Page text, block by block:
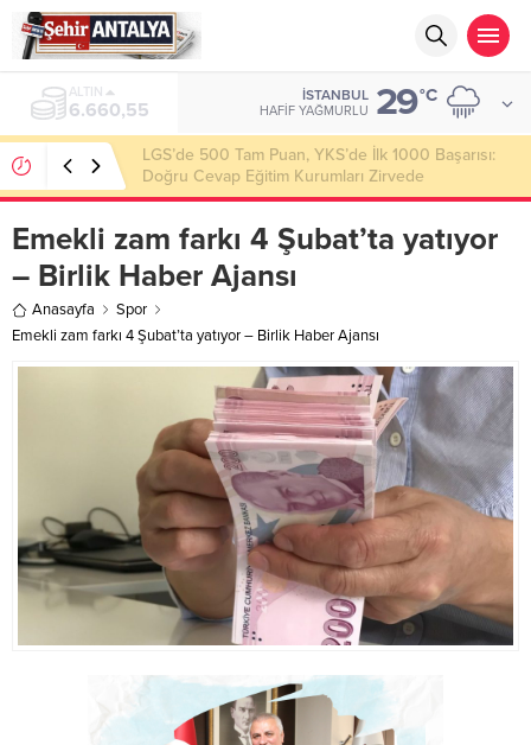
ALTIN
6.660,55
İSTANBUL
HAFIF YAĞMURLU 29°C
LGS’de 500 Tam Puan, YKS’de İlk 1000 Başarısı:
Doğru Cevap Eğitim Kurumları Zirvede
Emekli zam farkı 4 Şubat’ta yatıyor
– Birlik Haber Ajansı
Anasayfa
Spor
Emekli zam farkı 4 Şubat’ta yatıyor – Birlik Haber Ajansı